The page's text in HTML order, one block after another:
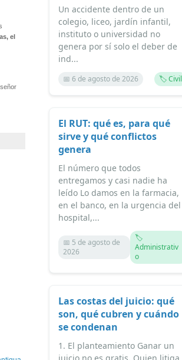
el
Un accidente dentro de un
colegio, liceo, jardín infantil,
instituto o universidad no
genera por sí solo el deber de
ind...
📅 6 de agosto de 2026 🏷️ Civil
El RUT: qué es, para qué
sirve y qué conflictos
genera
El número que todos
entregamos y casi nadie ha
leído Lo damos en la farmacia,
en el banco, en la urgencia del
hospital,...
📅 5 de agosto de
2026
🏷️
Administrativ
o
Las costas del juicio: qué
son, qué cubren y cuándo
se condenan
1. El planteamiento Ganar un